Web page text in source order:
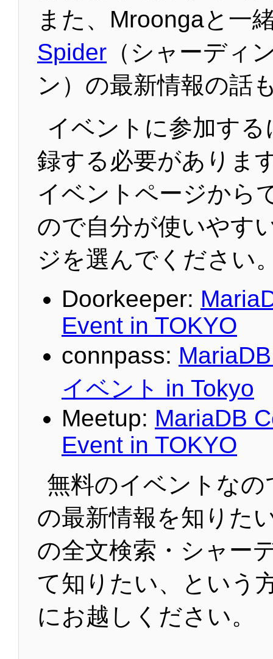
また、Mroongaと一
Spider （シャーディ
ン）の最新情報の話
イベントに参加す
録する必要がありま
イベントページから
ので自分が使いやす
ジを選んでください
Doorkeeper:
Event in TOKYO
connpass:
イベント in Tokyo
Meetup: MariaDB
Event in TOKYO
無料のイベントなの
の最新情報を知りた
の全文検索・シャー
て知りたい、という
にお越しください。